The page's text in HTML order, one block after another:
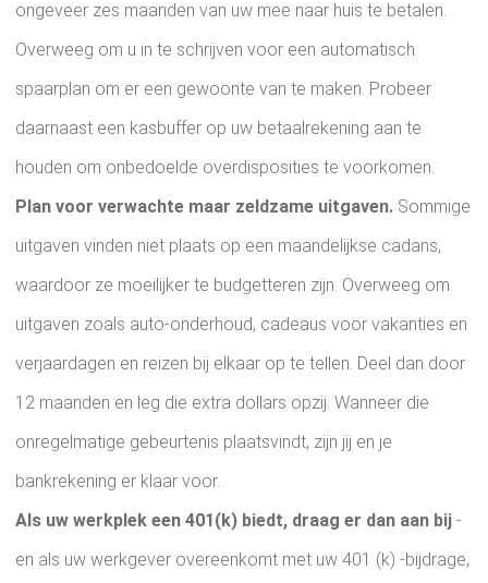
ongeveer zes maanden van uw mee naar huis te betalen.
Overweeg om u in te schrijven voor een automatisch
spaarplan om er een gewoonte van te maken. Probeer
daarnaast een kasbuffer op uw betaalrekening aan te
houden om onbedoelde overdisposities te voorkomen.
Plan voor verwachte maar zeldzame uitgaven. Sommige
uitgaven vinden niet plaats op een maandelijkse cadans,
waardoor ze moeilijker te budgetteren zijn. Overweeg om
uitgaven zoals auto-onderhoud, cadeaus voor vakanties en
verjaardagen en reizen bij elkaar op te tellen. Deel dan door
12 maanden en leg die extra dollars opzij. Wanneer die
onregelmatige gebeurtenis plaatsvindt, zijn jij en je
bankrekening er klaar voor.
Als uw werkplek een 401(k) biedt, draag er dan aan bij -
en als uw werkgever overeenkomt met uw 401 (k) -bijdrage,